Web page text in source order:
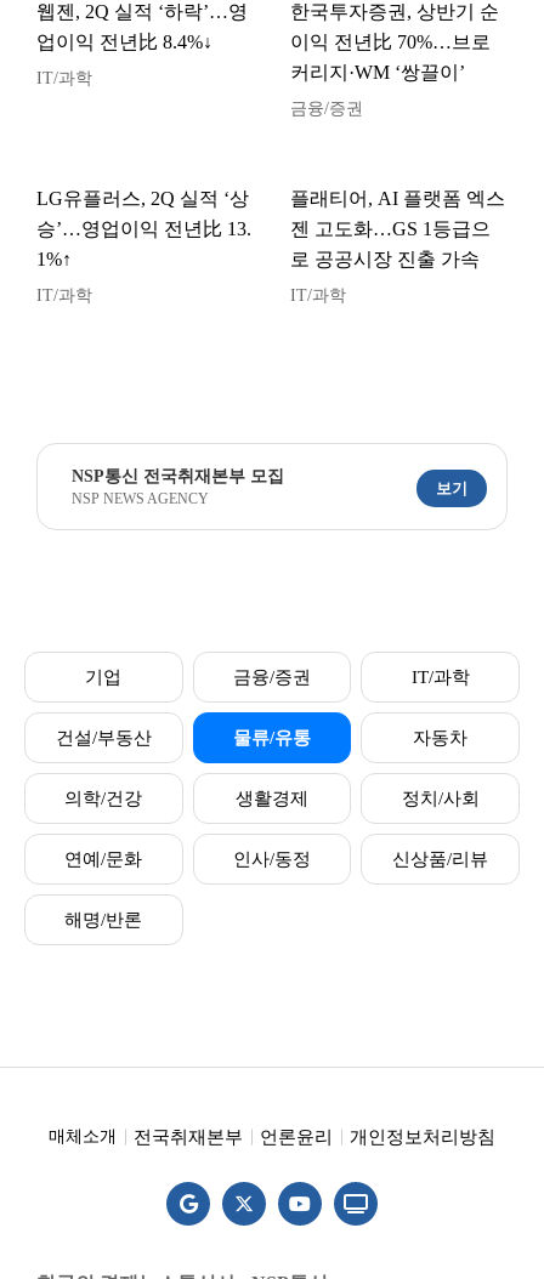
웹젠, 2Q 실적 ‘하락’…영
업이익 전년比 8.4%↓
IT/과학
한국투자증권, 상반기 순
이익 전년比 70%…브로
커리지·WM ‘쌍끌이’
금융/증권
LG유플러스, 2Q 실적 ‘상
승’…영업이익 전년比 13.
1%↑
IT/과학
플래티어, AI 플랫폼 엑스
젠 고도화…GS 1등급으
로 공공시장 진출 가속
IT/과학
NSP통신 전국취재본부 모집
NSP NEWS AGENCY
보기
기업 금융/증권 IT/과학
건설/부동산 물류/유통 자동차
의학/건강 생활경제 정치/사회
연예/문화 인사/동정 신상품/리뷰
해명/반론
매체소개 전국취재본부 언론윤리 개인정보처리방침